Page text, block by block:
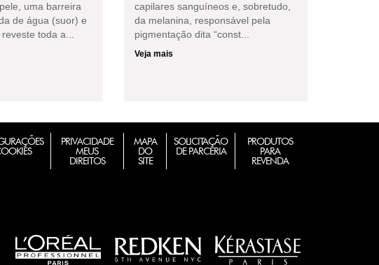
uma barreira
de água (suor) e
toda a...
capilares sanguíneos e, sobretudo,
da melanina, responsável pela
pigmentação dita “const...
Veja mais
PRIVACIDADE
MEUS
DIREITOS
MAPA
DO
SITE
SOLICITAÇÃO
DE PARCERIA
PRODUTOS
PARA
REVENDA